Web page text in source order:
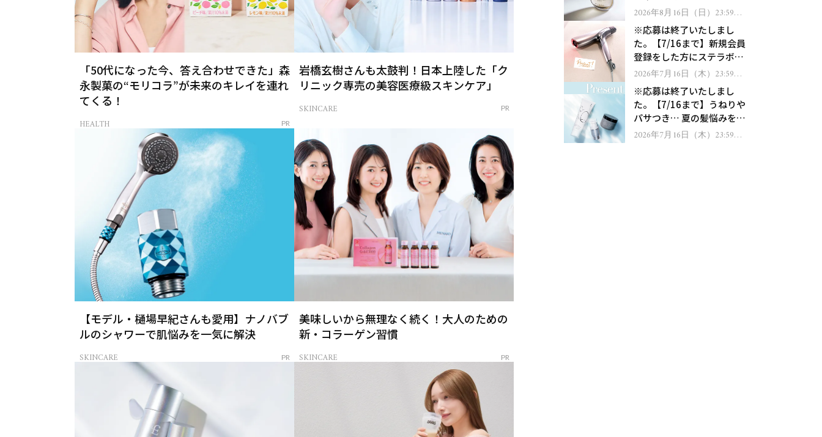
「50代になった今、答え合わせできた」森
永製菓の“モリコラ”が未来のキレイを連れ
てくる！
HEALTH PR
岩橋玄樹さんも太鼓判！日本上陸した「ク
リニック専売の美容医療級スキンケア」
SKINCARE PR
【モデル・樋場早紀さんも愛用】ナノバブ
ルのシャワーで肌悩みを一気に解決
SKINCARE PR
美味しいから無理なく続く！大人のための
新・コラーゲン習慣
SKINCARE PR
ムをプレゼント！
2026年8月16日（日）23:59ま
※応募は終了いたしまし
た。【7/16まで】新規会員
登録をした方にステラボー
テのシャインリバース ヘア
ゼント！
2026年7月16日（木）23:59ま
※応募は終了いたしまし
た。【7/16まで】うねりや
パサつき… 夏の髪悩みを解
消するヘアケアアイテムを
2026年7月16日（木）23:59ま